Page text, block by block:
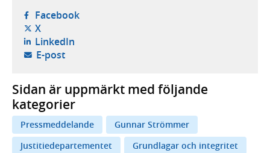
Facebook- öppnas i ny flik, extern webbplats,
X- öppnas i ny flik, extern webbplats,
LinkedIn- öppnas i ny flik, extern webbplats,
E-post- öppnar din e-postklient,
Sidan är uppmärkt med följande
kategorier
Pressmeddelande
Gunnar Strömmer
Justitiedepartementet
Grundlagar och integritet